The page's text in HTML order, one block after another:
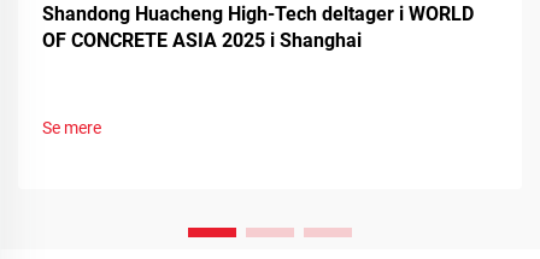
Shandong Huacheng High-Tech deltager i WORLD
OF CONCRETE ASIA 2025 i Shanghai
Se mere